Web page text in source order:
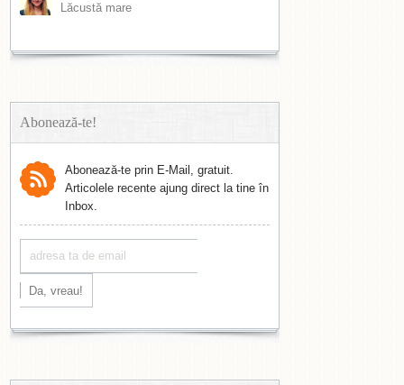
Lăcustă mare
Abonează-te!
Abonează-te prin E-Mail, gratuit.
Articolele recente ajung direct la tine în
Inbox.